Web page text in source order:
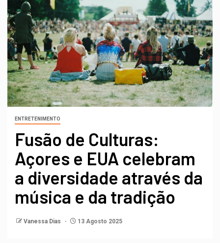
ENTRETENIMENTO
Fusão de Culturas:
Açores e EUA celebram
a diversidade através da
música e da tradição
Vanessa Dias 13 Agosto 2025